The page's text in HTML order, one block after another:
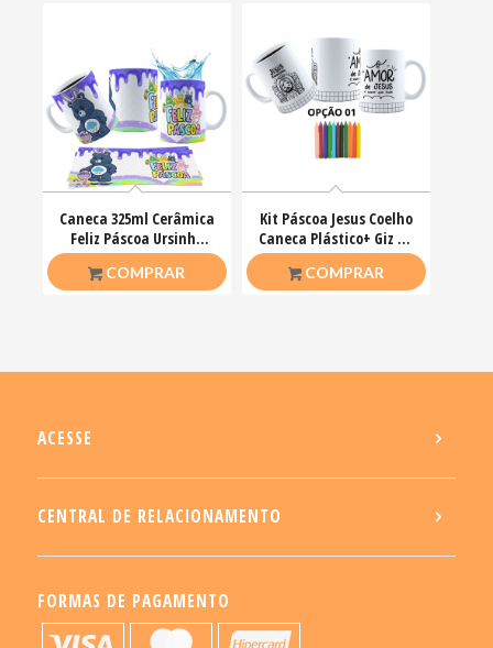
Caneca 325ml Cerâmica
Feliz Páscoa Ursinho
Carinhosos
COMPRAR
Kit Páscoa Jesus Coelho
Caneca Plástico+ Giz De
Cera Colorir
COMPRAR
ACESSE
CENTRAL DE RELACIONAMENTO
FORMAS DE PAGAMENTO